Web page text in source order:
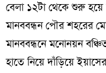
বেলা ১২টা থেকে শুরু হয়ে
মানববন্ধন পৌর শহরের
মানববন্ধনে মনোনয়ন বঞ্চিত
হাতে নিয়ে দাঁড়িয়ে